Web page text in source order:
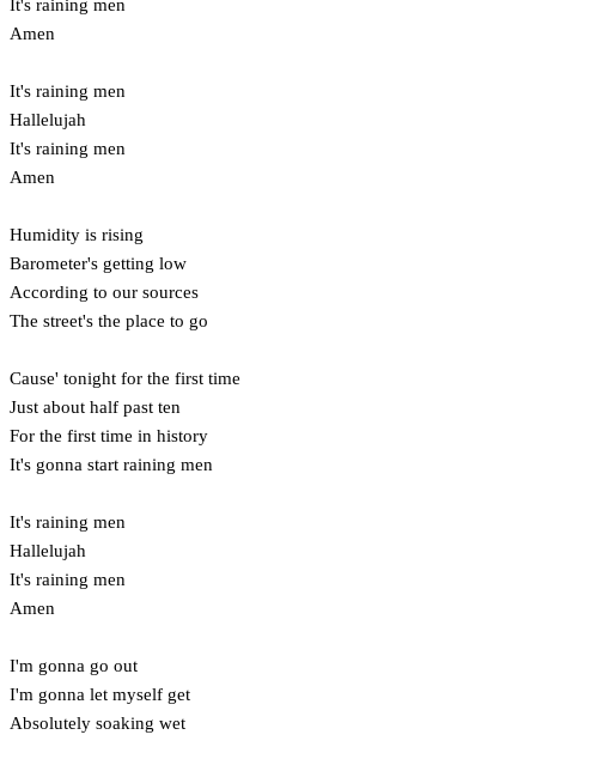
It's raining men
Amen
It's raining men
Hallelujah
It's raining men
Amen
Humidity is rising
Barometer's getting low
According to our sources
The street's the place to go
Cause' tonight for the first time
Just about half past ten
For the first time in history
It's gonna start raining men
It's raining men
Hallelujah
It's raining men
Amen
I'm gonna go out
I'm gonna let myself get
Absolutely soaking wet